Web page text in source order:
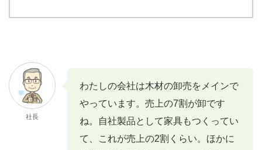
社長
わたしの会社は木材の卸売をメインで
やっています。売上の7割が卸です
ね。自社製品として家具もつくってい
て、これが売上の2割くらい。ほかに